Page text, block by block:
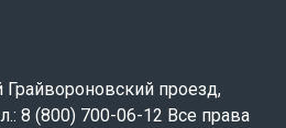
Грайвороновский проезд,
8 (800) 700-06-12 Все права